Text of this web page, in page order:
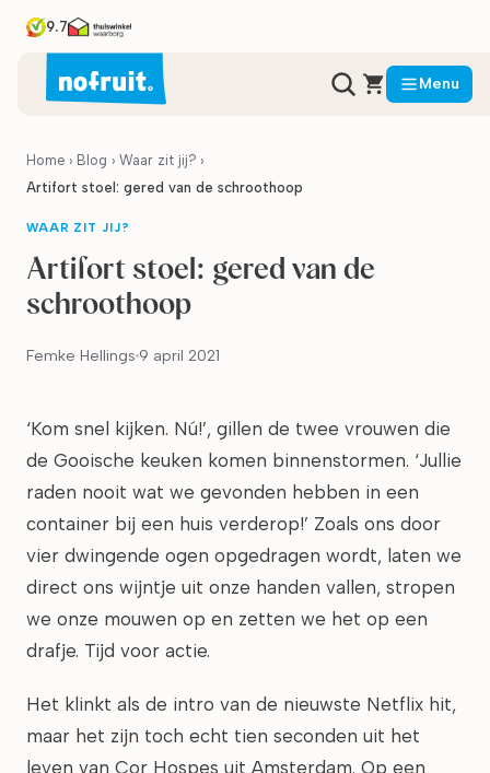
9.7
Menu
Home › Blog › Waar zit jij? ›
Artifort stoel: gered van de schroothoop
WAAR ZIT JIJ?
Artifort stoel: gered van de
schroothoop
Femke Hellings 9 april 2021
‘Kom snel kijken. Nú!’, gillen de twee vrouwen die
de Gooische keuken komen binnenstormen. ‘Jullie
raden nooit wat we gevonden hebben in een
container bij een huis verderop!’ Zoals ons door
vier dwingende ogen opgedragen wordt, laten we
direct ons wijntje uit onze handen vallen, stropen
we onze mouwen op en zetten we het op een
drafje. Tijd voor actie.
Het klinkt als de intro van de nieuwste Netflix hit,
maar het zijn toch echt tien seconden uit het
leven van Cor Hospes uit Amsterdam. Op een